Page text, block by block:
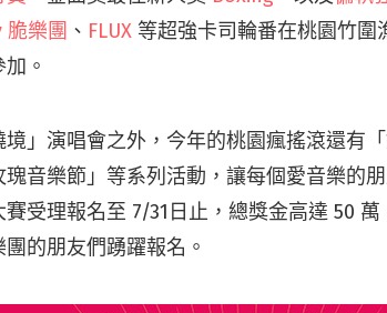
脆樂團 、 FLUX 等超強卡司輪番在桃園竹
。
」演唱會之外，今年的桃園瘋搖滾還有
音樂節」等系列活動，讓每個愛音樂的
受理報名至 7/31日止，總獎金高達 50
的朋友們踴躍報名。